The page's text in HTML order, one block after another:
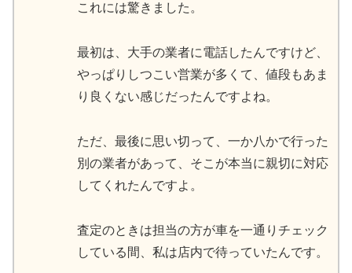
これには驚きました。
最初は、大手の業者に電話したんですけど、
やっぱりしつこい営業が多くて、値段もあま
り良くない感じだったんですよね。
ただ、最後に思い切って、一か八かで行った
別の業者があって、そこが本当に親切に対応
してくれたんですよ。
査定のときは担当の方が車を一通りチェック
している間、私は店内で待っていたんです。